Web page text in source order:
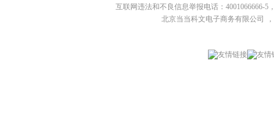
互联网违法和不良信息举报电话：4001066666-5
北京当当科文电子商务有限公司